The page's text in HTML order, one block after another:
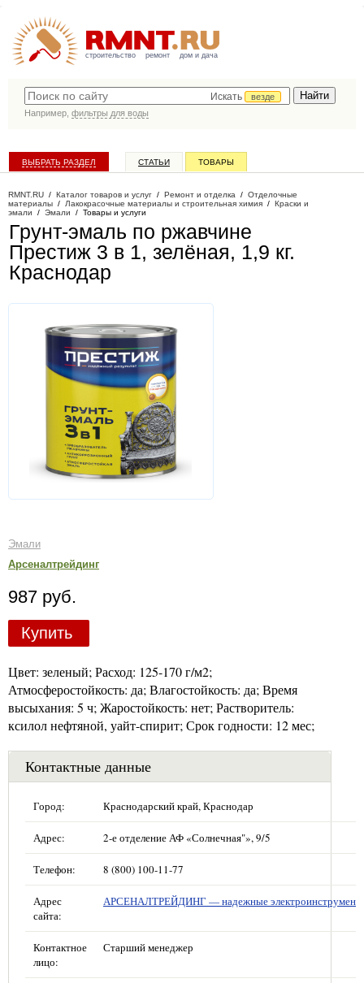
строительство ремонт дом и дача
Искать
везде
Например, фильтры для воды
ВЫБРАТЬ РАЗДЕЛ СТАТЬИ ТОВАРЫ
RMNT.RU / Каталог товаров и услуг / Ремонт и отделка / Отделочные
материалы / Лакокрасочные материалы и строительная химия / Краски и
эмали / Эмали / Товары и услуги
Грунт-эмаль по ржавчине
Престиж 3 в 1, зелёная, 1,9 кг.
Краснодар
Эмали
Арсеналтрейдинг
987 руб.
Купить
Цвет: зеленый; Расход: 125-170 г/м2;
Атмосферостойкость: да; Влагостойкость: да; Время
высыхания: 5 ч; Жаростойкость: нет; Растворитель:
ксилол нефтяной, уайт-спирит; Срок годности: 12 мес;
Контактные данные
Город: Краснодарский край, Краснодар
Адрес: 2-е отделение АФ «Солнечная"», 9/5
Телефон: 8 (800) 100-11-77
Адрес
сайта:
АРСЕНАЛТРЕЙДИНГ — надежные
Контактное
лицо:
Старший менеджер